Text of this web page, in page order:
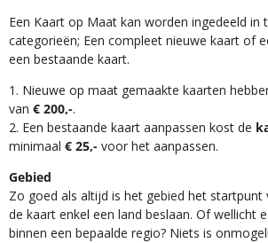
Een Kaart op Maat kan worden ingedeeld in
categorieën; Een compleet nieuwe kaart of
een bestaande kaart.
1. Nieuwe op maat gemaakte kaarten
van € 200,-.
2. Een bestaande kaart aanpassen kost de
minimaal € 25,- voor het aanpassen.
Gebied
Zo goed als altijd is het gebied het startpunt
de kaart enkel een land beslaan. Of wellicht
binnen een bepaalde regio? Niets is